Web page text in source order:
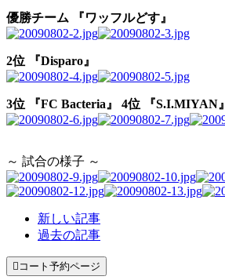
優勝チーム 『ワッフルどす』
2位 『Disparo』
3位 『FC Bacteria』 4位 『S.I.MIYAN』
～ 試合の様子 ～
新しい記事
過去の記事
 コート予約ページ